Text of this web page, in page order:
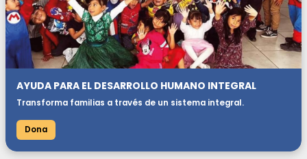
AYUDA PARA EL DESARROLLO HUMANO INTEGRAL
Transforma familias a través de un sistema integral.
Dona